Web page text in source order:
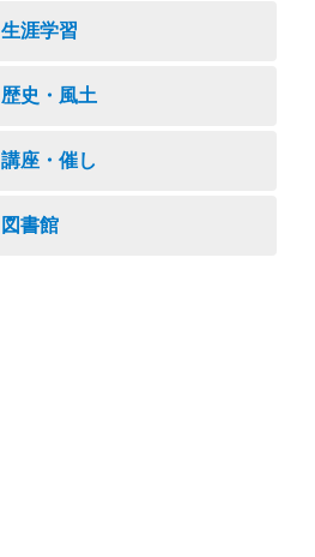
生涯学習
歴史・風土
講座・催し
図書館